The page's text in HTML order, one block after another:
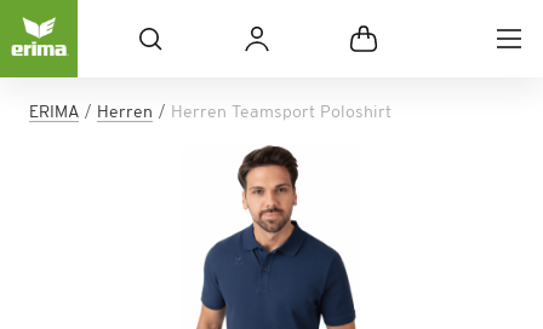
ERIMA Herren Herren Teamsport Poloshirt